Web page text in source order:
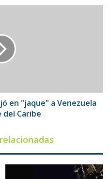
en "jaque" a Venezuela
del Caribe